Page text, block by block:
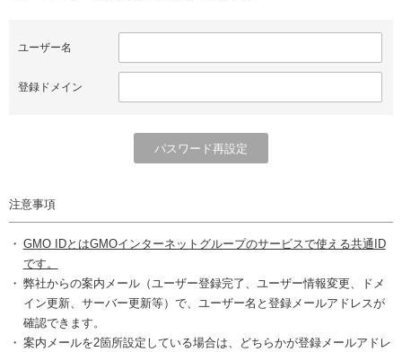
ユーザー名
登録ドメイン
注意事項
GMO IDとはGMOインターネットグループのサービスで使える共通ID
です。
弊社からの案内メール（ユーザー登録完了、ユーザー情報変更、ドメ
イン更新、サーバー更新等）で、ユーザー名と登録メールアドレスが
確認できます。
案内メールを2箇所設定している場合は、どちらかが登録メールアドレ